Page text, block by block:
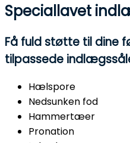
Speciallavet
Få fuld støtte til dine
tilpassede
Hælspore
Nedsunken fod
Hammertæer
Pronation